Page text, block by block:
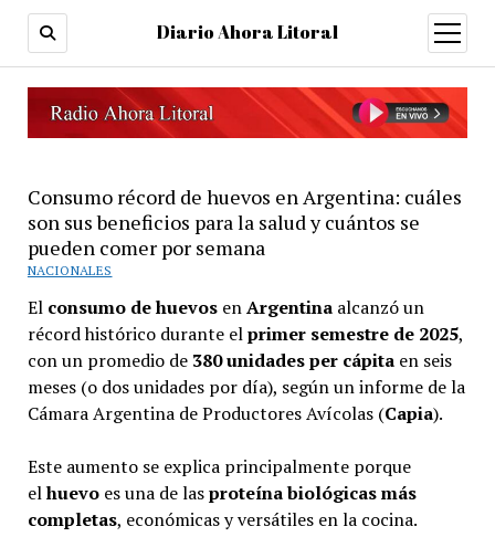
Diario Ahora Litoral
open
menu
Consumo récord de huevos en Argentina: cuáles
son sus beneficios para la salud y cuántos se
pueden comer por semana
NACIONALES
El consumo de huevosenArgentinaalcanzó un
récord histórico durante elprimer semestre de 2025,
con un promedio de 380 unidades per cápita en seis
meses (o dos unidades por día), según un informe de la
Cámara Argentina de Productores Avícolas (Capia).
Este aumento se explica principalmente porque
elhuevo es una de lasproteína biológicas más
completas, económicas y versátiles en la cocina.